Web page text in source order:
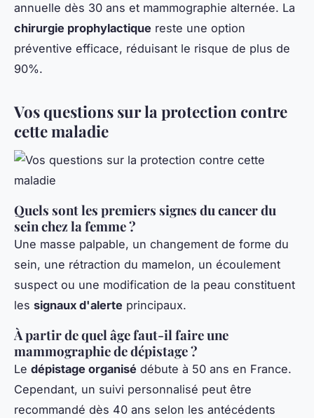
annuelle dès 30 ans et mammographie alternée. La
chirurgie prophylactique reste une option
préventive efficace, réduisant le risque de plus de
90%.
Vos questions sur la protection contre
cette maladie
Quels sont les premiers signes du cancer du
sein chez la femme ?
Une masse palpable, un changement de forme du
sein, une rétraction du mamelon, un écoulement
suspect ou une modification de la peau constituent
les signaux d'alerte principaux.
À partir de quel âge faut-il faire une
mammographie de dépistage ?
Le dépistage organisé débute à 50 ans en France.
Cependant, un suivi personnalisé peut être
recommandé dès 40 ans selon les antécédents